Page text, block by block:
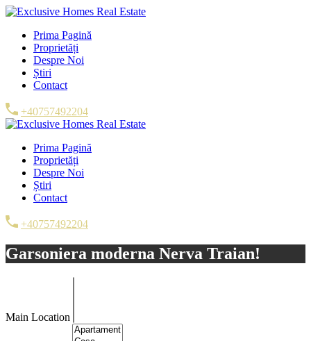
Prima Pagină
Proprietăți
Despre Noi
Știri
Contact
+40757492204
Prima Pagină
Proprietăți
Despre Noi
Știri
Contact
+40757492204
Garsoniera moderna Nerva Traian!
Main Location